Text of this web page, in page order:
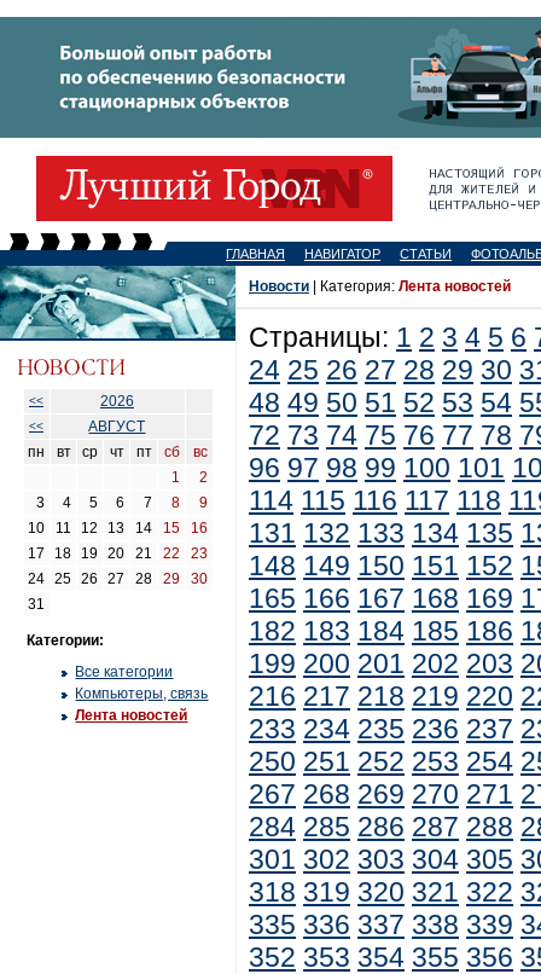
ГЛАВНАЯ НАВИГАТОР СТАТЬИ
<< 2026
<<
АВГУСТ
пн
вт ср чт пт сб
вс
1
2
3
4 5 6 7 8
9
10
11 12 13 14 15
16
17
18 19 20 21 22
23
24
25 26 27 28 29
30
31
Категории:
Все категории
Компьютеры, связь
Лента новостей
Новости | Категория: Лента новостей
Страницы: 1 2 3 4 5 6
24 25 26 27 28 29 30
48 49 50 51 52 53 54
72 73 74 75 76 77 78
96 97 98 99 100 101
114 115 116 117 118
131 132 133 134 135
148 149 150 151 152
165 166 167 168 169
182 183 184 185 186
199 200 201 202 203
216 217 218 219 220
233 234 235 236 237
250 251 252 253 254
267 268 269 270 271
284 285 286 287 288
301 302 303 304 305
318 319 320 321 322
335 336 337 338 339
352 353 354 355 356